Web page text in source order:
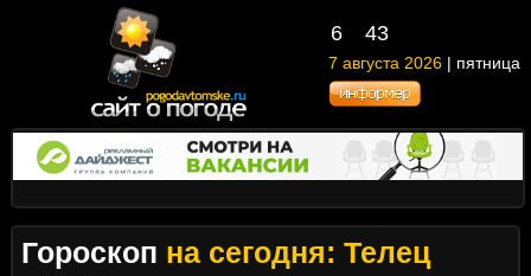
6 43
7 августа 2026 | пятница
Гороскоп на сегодня: Телец